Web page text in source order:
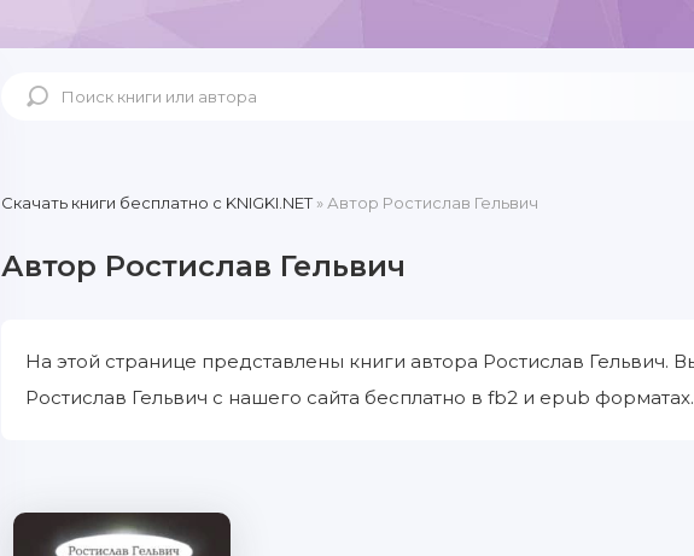
Скачать книги бесплатно c KNIGKI.NET» Автор Ростислав Гельвич
Автор Ростислав Гельвич
На этой странице представлены книги автора Ростислав Гельвич.
Ростислав Гельвич с нашего сайта бесплатно в fb2 и epub форматах.